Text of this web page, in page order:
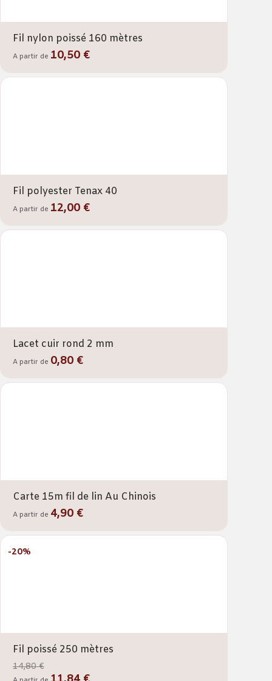
Fil nylon poissé 160 mètres
A partir de 10,50 €
Fil polyester Tenax 40
A partir de 12,00 €
Lacet cuir rond 2 mm
A partir de 0,80 €
Carte 15m fil de lin Au Chinois
A partir de 4,90 €
Fil poissé 250 mètres
14,80 €
-20%